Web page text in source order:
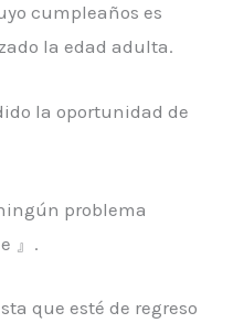
cumpleaños es
la edad adulta.
la oportunidad de
problema
』.
que esté de regreso